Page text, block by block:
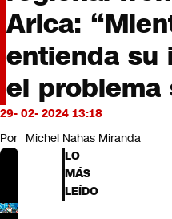
Servicios
Bits
CNN tiempo
Futuro 360
Opinión
Arica:
entienda su
el problema
29- 02- 2024 13:18
Por Michel Nahas Miranda
LO
MÁS
LEÍDO